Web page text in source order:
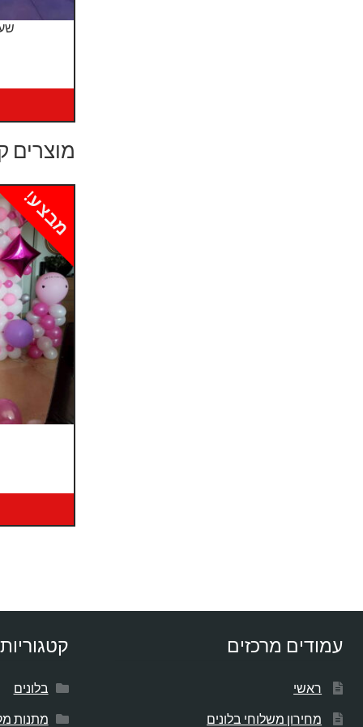
מוצרים
מבצע!
עמודים מרכזים
ראשי
מחירון משלוחי בלונים
בלונים
מתנות